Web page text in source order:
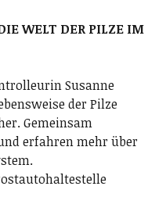
WELT DER PILZE IM
Susanne
der Pilze
Gemeinsam
erfahren mehr über